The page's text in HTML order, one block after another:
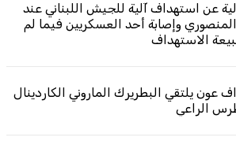
عن استهداف آلية للجيش اللبناني عند
وإصابة أحد العسكريين فيما لم
الاستهداف
عون يلتقي البطريرك الماروني الكاردينال
الراعي